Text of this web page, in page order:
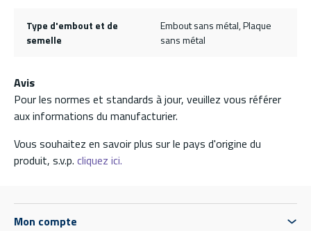
Type d'embout et de
semelle
Embout sans métal, Plaque
sans métal
Avis
Pour les normes et standards à jour, veuillez vous référer
aux informations du manufacturier.
Vous souhaitez en savoir plus sur le pays d'origine du
produit, s.v.p. cliquez ici.
Mon compte